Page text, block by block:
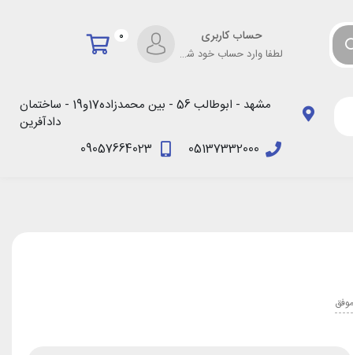
حساب کاربری
لطفا وارد حساب خود شوید!
0
مشهد - ابوطالب 56 - بین محمدزاده17و19 - ساختمان
دادآفرین
05137332000
09057664023